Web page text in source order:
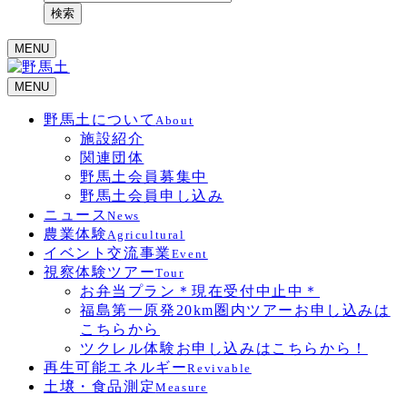
索検索
MENU
MENU
野馬土について About
施設紹介
関連団体
野馬土会員募集中
野馬土会員申し込み
ニュースNews
農業体験Agricultural
イベント交流事業 Event
視察体験ツアーTour
お弁当プラン＊現在受付中止中＊
福島第一原発20km圏内ツアーお申し込みは
こちらから
ツクレル体験お申し込みはこちらから！
再生可能エネルギーRevivable
土壌・食品測定Measure